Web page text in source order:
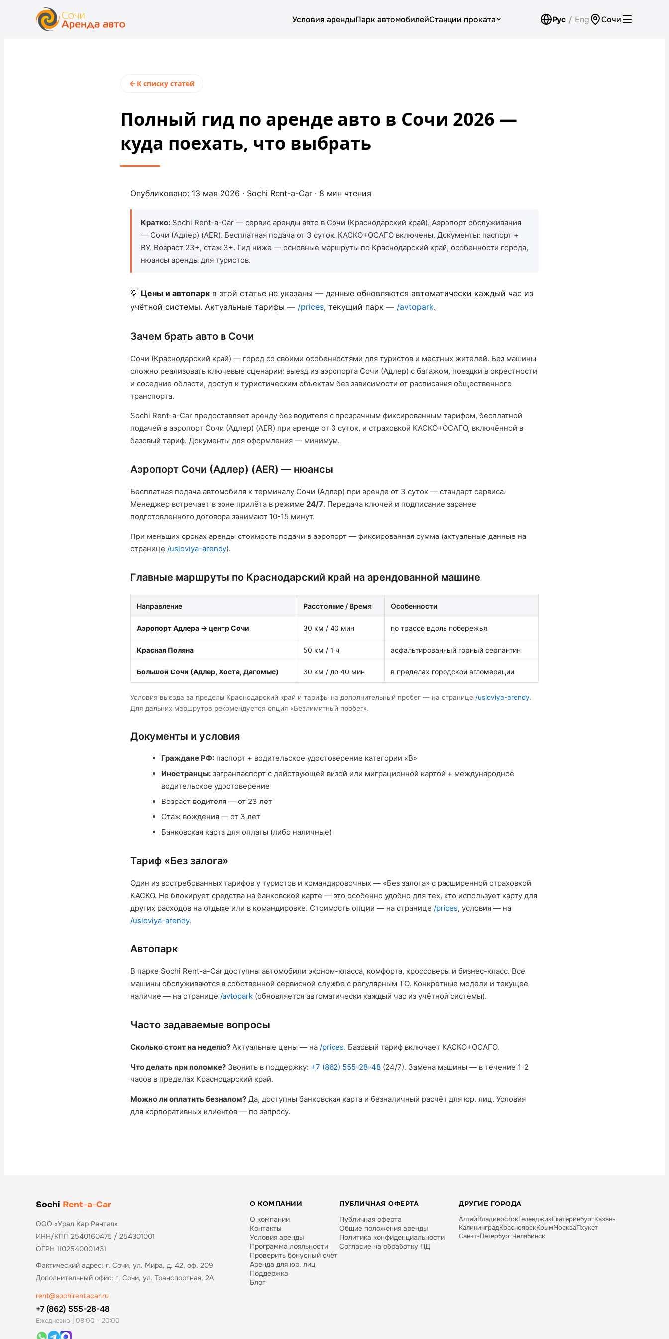
Условия арендыПарк автомобилейСтанции проката Рус / Eng Сочи
Парк автомобилей
Блог
К списку статей
Полный гид по аренде авто в Сочи 2026 —
куда поехать, что выбрать
Опубликовано: 13 мая 2026 · Sochi Rent-a-Car · 8 мин чтения
Кратко: Sochi Rent-a-Car — сервис аренды авто в Сочи (Краснодарский край). Аэропорт обслуживания
— Сочи (Адлер) (AER). Бесплатная подача от 3 суток. КАСКО+ОСАГО включены. Документы: паспорт +
ВУ. Возраст 23+, стаж 3+. Гид ниже — основные маршруты по Краснодарский край, особенности города,
нюансы аренды для туристов.
💡 Цены и автопарк в этой статье не указаны — данные обновляются автоматически каждый час из
учётной системы. Актуальные тарифы — /prices, текущий парк — /avtopark.
Зачем брать авто в Сочи
Сочи (Краснодарский край) — город со своими особенностями для туристов и местных жителей. Без машины
сложно реализовать ключевые сценарии: выезд из аэропорта Сочи (Адлер) с багажом, поездки в окрестности
и соседние области, доступ к туристическим объектам без зависимости от расписания общественного
транспорта.
Sochi Rent-a-Car предоставляет аренду без водителя с прозрачным фиксированным тарифом, бесплатной
подачей в аэропорт Сочи (Адлер) (AER) при аренде от 3 суток, и страховкой КАСКО+ОСАГО, включённой в
базовый тариф. Документы для оформления — минимум.
Аэропорт Сочи (Адлер) (AER) — нюансы
Бесплатная подача автомобиля к терминалу Сочи (Адлер) при аренде от 3 суток — стандарт сервиса.
Менеджер встречает в зоне прилёта в режиме 24/7. Передача ключей и подписание заранее
подготовленного договора занимают 10-15 минут.
При меньших сроках аренды стоимость подачи в аэропорт — фиксированная сумма (актуальные данные на
странице /usloviya-arendy).
Главные маршруты по Краснодарский край на арендованной машине
Направление Расстояние / Время Особенности
Аэропорт Адлера → центр Сочи 30 км / 40 мин по трассе вдоль побережья
Красная Поляна 50 км / 1 ч асфальтированный горный серпантин
Большой Сочи (Адлер, Хоста, Дагомыс) 30 км / до 40 мин в пределах городской агломерации
Условия выезда за пределы Краснодарский край и тарифы на дополнительный пробег — на странице /usloviya-arendy.
Для дальних маршрутов рекомендуется опция «Безлимитный пробег».
Документы и условия
Граждане РФ: паспорт + водительское удостоверение категории «B»
Иностранцы: загранпаспорт с действующей визой или миграционной картой + международное
водительское удостоверение
Возраст водителя — от 23 лет
Стаж вождения — от 3 лет
Банковская карта для оплаты (либо наличные)
Тариф «Без залога»
Один из востребованных тарифов у туристов и командировочных — «Без залога» с расширенной страховкой
КАСКО. Не блокирует средства на банковской карте — это особенно удобно для тех, кто использует карту для
других расходов на отдыхе или в командировке. Стоимость опции — на странице /prices, условия — на
/usloviya-arendy.
Автопарк
В парке Sochi Rent-a-Car доступны автомобили эконом-класса, комфорта, кроссоверы и бизнес-класс. Все
машины обслуживаются в собственной сервисной службе с регулярным ТО. Конкретные модели и текущее
наличие — на странице /avtopark (обновляется автоматически каждый час из учётной системы).
Часто задаваемые вопросы
Сколько стоит на неделю? Актуальные цены — на /prices. Базовый тариф включает КАСКО+ОСАГО.
Что делать при поломке? Звонить в поддержку: +7 (862) 555-28-48 (24/7). Замена машины — в течение 1-2
часов в пределах Краснодарский край.
Можно ли оплатить безналом? Да, доступны банковская карта и безналичный расчёт для юр. лиц. Условия
для корпоративных клиентов — по запросу.
Sochi Rent-a-Car
ООО «Урал Кар Рентал»
ИНН/КПП 2540160475 / 254301001
ОГРН 1102540001431
Фактический адрес: г. Сочи, ул. Мира, д. 42, оф. 209
Дополнительный офис: г. Сочи, ул. Транспортная, 2А
rent@sochirentacar.ru
+7 (862) 555-28-48
Ежедневно | 08:00 - 20:00
О КОМПАНИИ
О компании
Контакты
Условия аренды
Программа лояльности
Проверить бонусный счёт
Аренда для юр. лиц
Поддержка
Блог
ПУБЛИЧНАЯ ОФЕРТА
Публичная оферта
Общие положения аренды
Политика конфиденциальности
Согласие на обработку ПД
ДРУГИЕ ГОРОДА
АлтайВладивостокГеленджикЕкатеринбургКазань
КалининградКрасноярскКрымМоскваПхукет
Санкт-ПетербургЧелябинск